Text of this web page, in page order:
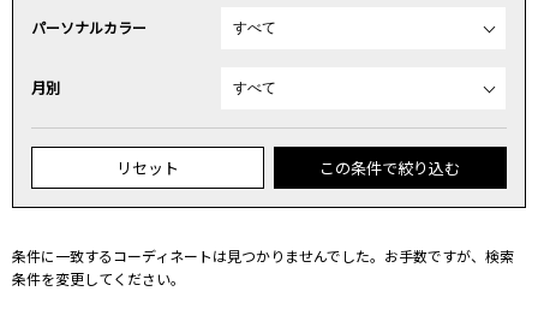
パーソナルカラー
月別
リセット この条件で絞り込む
条件に一致するコーディネートは見つかりませんでした。お手数ですが、検索
条件を変更してください。